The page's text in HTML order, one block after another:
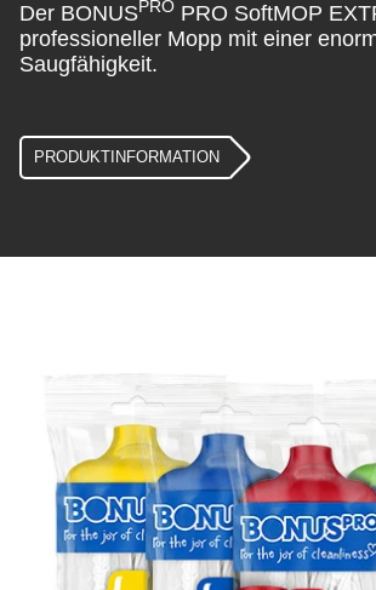
Der BONUSPRO PRO SoftMOP
professioneller Mopp mit einer
Saugfähigkeit.
PRODUKTINFORMATION